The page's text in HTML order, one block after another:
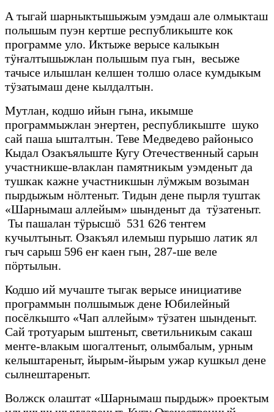
А тыгай шарныктышыжым уэмдаш але олмыкташ
полышым пуэн кертше республикыште кок
программе уло. Иктыже верысе калыкын
тӱҥалтышыжлан полышым пуа гын, весыже
тачысе илышлан келшен толшо оласе кумдыкым
тӱзатымаш дене кылдалтын.
Мутлан, кодшо ийын гына, икымше
программыжлан эҥертен, республикыште шуко
сай паша ышталтын. Теве Медведево районысо
Кыдал Озакъялыште Кугу Отечественный сарын
участникше-влаклан памятникым уэмденыт да
тушкак кажне участникшын лӱмжым возыман
пырдыжым нӧлтеныт. Тидын дене пырля туштак
«Шарнымаш аллейым» шынденыт да тӱзатеныт.
Ты пашалан тӱрысшӧ 531 626 теҥгем
кучылтыныт. Озакъял илемыш пурышо латик ял
гыч сарыш 596 еҥ каен гын, 287-ше веле
пӧртылын.
Кодшо ий мучаште тыгак верысе инициативе
программын полшымыж дене Юбилейный
посёлкышто «Чап аллейым» тӱзатен шынденыт.
Сай тротуарым ыштеныт, светильникым сакаш
меҥге-влакым шогалтеныт, олымбалым, урным
келыштареныт, йырым-йырым ужар кушкыл дене
сылнештареныт.
Волжск олаштат «Шарнымаш пырдыж» проектым